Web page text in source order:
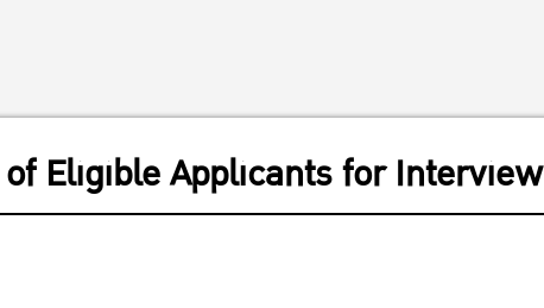
of Eligible Applicants for Interview